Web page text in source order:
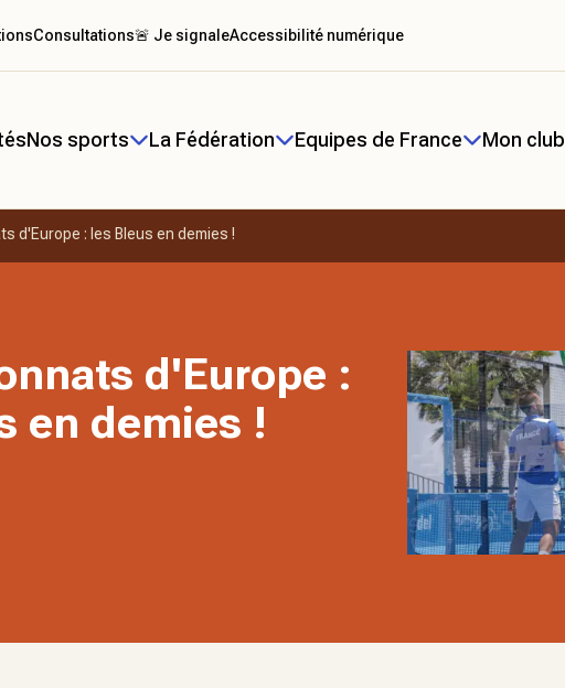
Nos sports La Fédération Equipes de France Mon club
Consultations🚨 Je signaleAccessibilité numérique
d'Europe : les Bleus en demies !
d'Europe :
en demies !